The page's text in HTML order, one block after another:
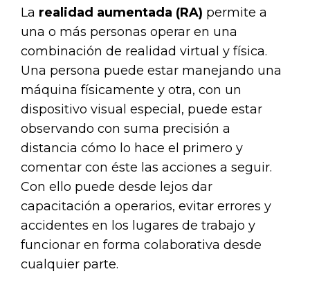
La realidad aumentada (RA) permite a
una o más personas operar en una
combinación de realidad virtual y física.
Una persona puede estar manejando una
máquina físicamente y otra, con un
dispositivo visual especial, puede estar
observando con suma precisión a
distancia cómo lo hace el primero y
comentar con éste las acciones a seguir.
Con ello puede desde lejos dar
capacitación a operarios, evitar errores y
accidentes en los lugares de trabajo y
funcionar en forma colaborativa desde
cualquier parte.